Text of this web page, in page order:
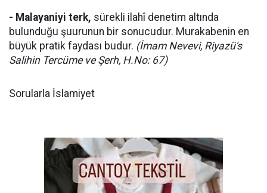
- Malayaniyi terk, sürekli ilahî denetim altında
bulunduğu şuurunun bir sonucudur. Murakabenin en
büyük pratik faydası budur. (İmam Nevevi, Riyazü's
Salihin Tercüme ve Şerh, H.No: 67)
Sorularla İslamiyet